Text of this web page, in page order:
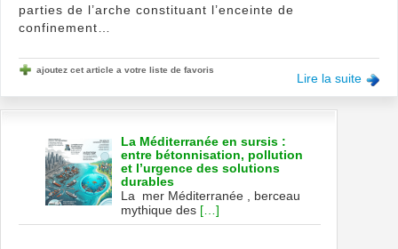
parties de l’arche constituant l’enceinte de
confinement…
Lire la suite
ajoutez cet article a votre liste de favoris
La Méditerranée en sursis :
entre bétonnisation, pollution
et l’urgence des solutions
durables
La mer Méditerranée , berceau
mythique des […]